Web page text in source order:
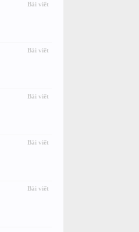
Bài viết
Bài viết
Bài viết
Bài viết
Bài viết